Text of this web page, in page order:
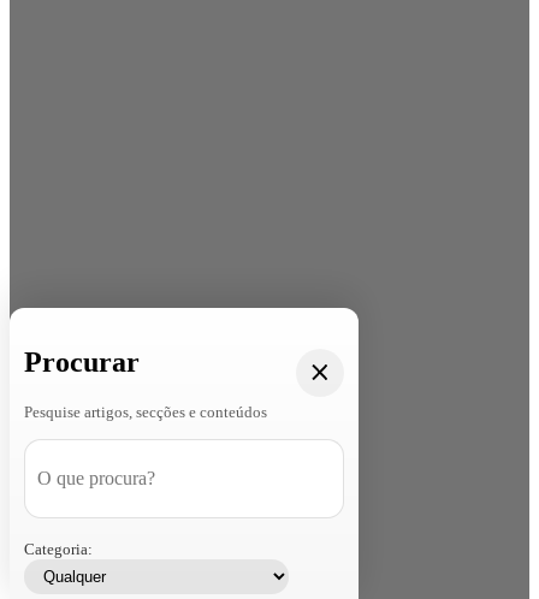
Procurar
Pesquise artigos, secções e conteúdos
Categoria: